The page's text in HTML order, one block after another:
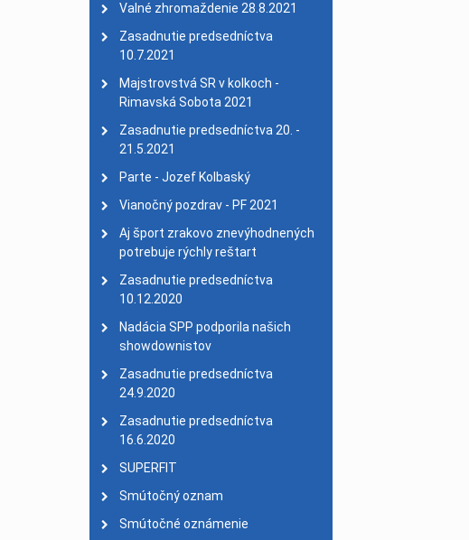
Nadácia SPP podporila našich
Zasadnutie predsedníctva
SUPERFIT
Smútočný oznam
Usmernenie
Benefičný koncert zrušený!
Valné zhromaždenie 2020
Parte - smútočný oznam
PF 2020 - 30. výročie založenia
Konferencia o športe zdravotne
27. celoslovenský turistický zraz
Valné zhromaždenie 28.8.2021
Zasadnutie predsedníctva
10.7.2021
Majstrovstvá SR v kolkoch -
Rimavská Sobota 2021
Zasadnutie predsedníctva 20. -
21.5.2021
Parte - Jozef Kolbaský
Vianočný pozdrav - PF 2021
Aj šport zrakovo znevýhodnených
potrebuje rýchly reštart
Zasadnutie predsedníctva
10.12.2020
Nadácia SPP podporila našich
showdownistov
Zasadnutie predsedníctva
24.9.2020
Zasadnutie predsedníctva
16.6.2020
SUPERFIT
Smútočný oznam
Smútočné oznámenie